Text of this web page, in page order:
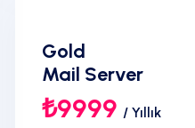
Türkiye Lokasyon
Outlook İle Tam
Tüm Mobil Aygıtlar İle
Gold
Mail Server
₺9999 / Yıllık